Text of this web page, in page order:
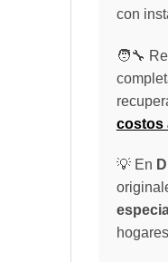
con
🧑‍🔧
costos
💡 En